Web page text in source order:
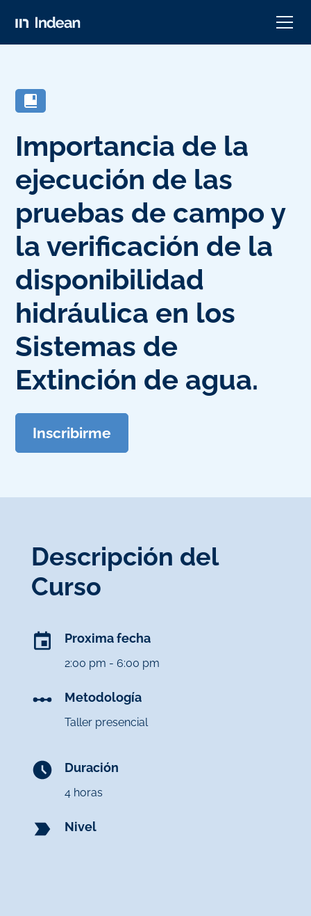
Importancia de la
ejecución de las
pruebas de campo y
la verificación de la
disponibilidad
hidráulica en los
Sistemas de
Extinción de agua.
Inscribirme
Descripción del
Curso
Proxima fecha
2:00 pm - 6:00 pm
Metodología
Taller presencial
Duración
4 horas
Nivel